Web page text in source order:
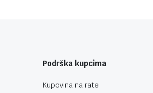
Podrška kupcima
Kupovina na rate